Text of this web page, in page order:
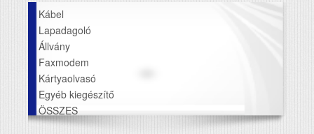
Kábel
Lapadagoló
Állvány
Faxmodem
Kártyaolvasó
Egyéb kiegészítő
ÖSSZES